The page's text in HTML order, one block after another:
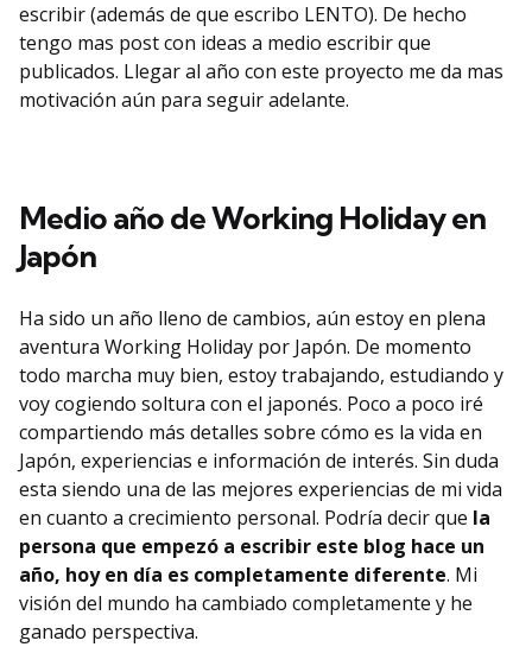
escribir (además de que escribo LENTO). De hecho
tengo mas post con ideas a medio escribir que
publicados. Llegar al año con este proyecto me da mas
motivación aún para seguir adelante.
Medio año de Working Holiday en
Japón
Ha sido un año lleno de cambios, aún estoy en plena
aventura Working Holiday por Japón. De momento
todo marcha muy bien, estoy trabajando, estudiando y
voy cogiendo soltura con el japonés. Poco a poco iré
compartiendo más detalles sobre cómo es la vida en
Japón, experiencias e información de interés. Sin duda
esta siendo una de las mejores experiencias de mi vida
en cuanto a crecimiento personal. Podría decir que la
persona que empezó a escribir este blog hace un
año, hoy en día es completamente diferente. Mi
visión del mundo ha cambiado completamente y he
ganado perspectiva.